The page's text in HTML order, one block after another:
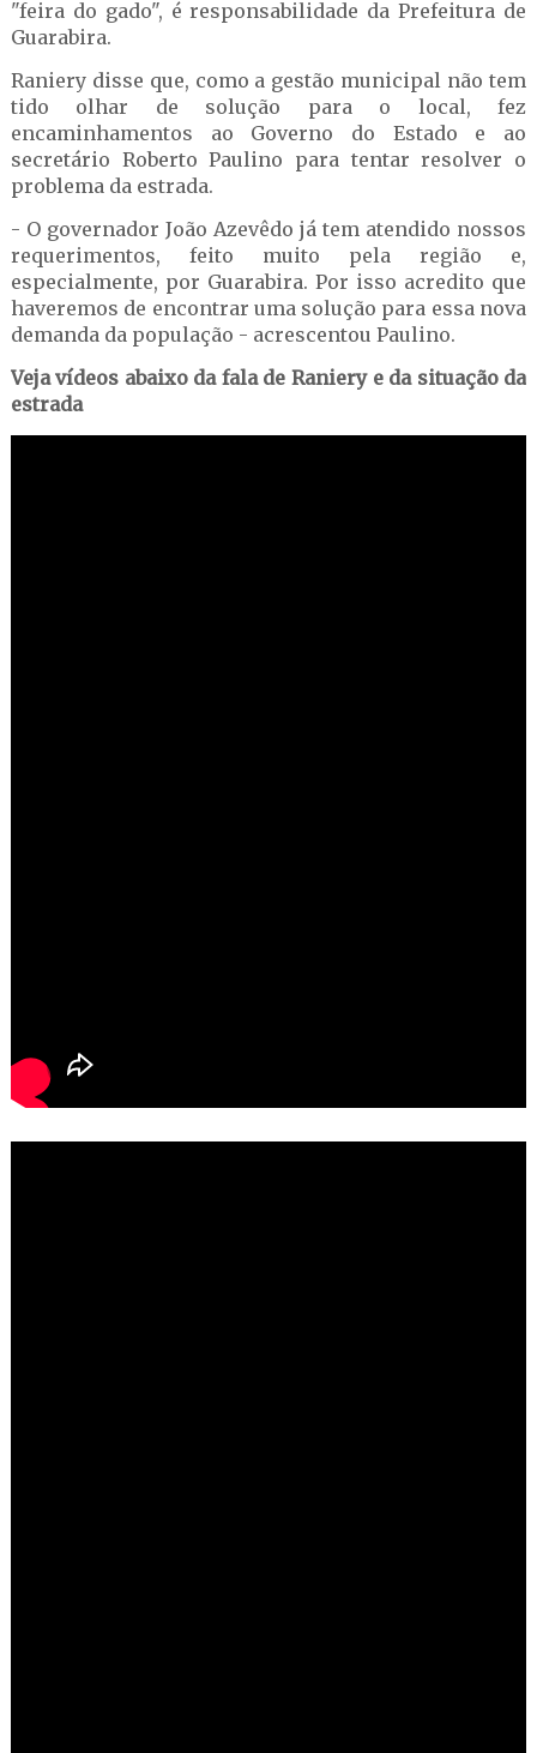
"feira do gado", é responsabilidade da Prefeitura de
Guarabira.
Raniery disse que, como a gestão municipal não tem
tido olhar de solução para o local, fez
encaminhamentos ao Governo do Estado e ao
secretário Roberto Paulino para tentar resolver o
problema da estrada.
- O governador João Azevêdo já tem atendido nossos
requerimentos, feito muito pela região e,
especialmente, por Guarabira. Por isso acredito que
haveremos de encontrar uma solução para essa nova
demanda da população - acrescentou Paulino.
Veja vídeos abaixo da fala de Raniery e da situação da
estrada